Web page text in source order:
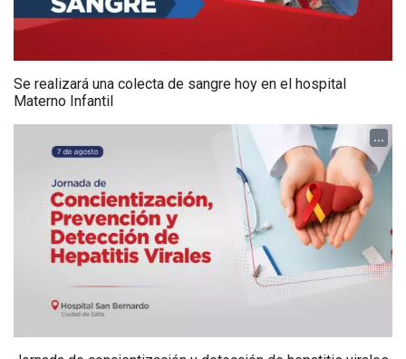
Se realizará una colecta de sangre hoy en el hospital
Materno Infantil
...